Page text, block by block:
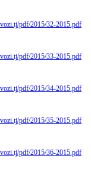
pdf/2015/32-2015.pdf
pdf/2015/33-2015.pdf
pdf/2015/34-2015.pdf
pdf/2015/35-2015.pdf
pdf/2015/36-2015.pdf